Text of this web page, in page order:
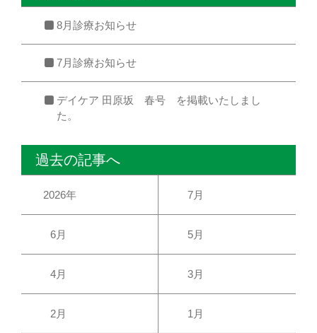
8月診療お知らせ
7月診療お知らせ
デイケア 田原坂 春号 を掲載いたしまし
た。
過去の記事へ
2026年 7月
6月 5月
4月 3月
2月 1月